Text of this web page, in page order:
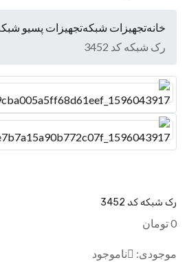
تجهیزات شبکهتجهیزات پسیو شبکهرک
رک شبکه کد 3452
کد 3452
ناموجود